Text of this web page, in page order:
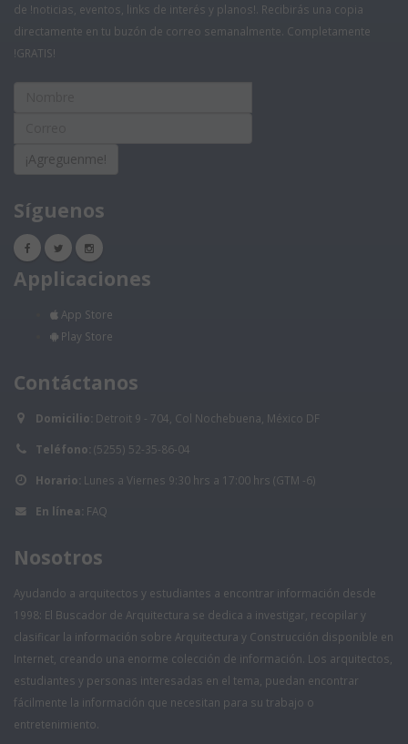
de !noticias, eventos, links de interés y planos!. Recibirás una copia
directamente en tu buzón de correo semanalmente. Completamente
!GRATIS!
¡Agreguenme!
Síguenos
Applicaciones
App Store
Play Store
Contáctanos
Domicilio: Detroit 9 - 704, Col Nochebuena, México DF
Teléfono: (5255) 52-35-86-04
Horario: Lunes a Viernes 9:30 hrs a 17:00 hrs (GTM -6)
En línea: FAQ
Nosotros
Ayudando a arquitectos y estudiantes a encontrar información desde
1998: El Buscador de Arquitectura se dedica a investigar, recopilar y
clasificar la información sobre Arquitectura y Construcción disponible en
Internet, creando una enorme colección de información. Los arquitectos,
estudiantes y personas interesadas en el tema, puedan encontrar
fácilmente la información que necesitan para su trabajo o
entretenimiento.